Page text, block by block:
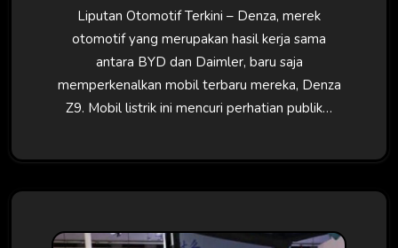
Liputan Otomotif Terkini – Denza, merek
otomotif yang merupakan hasil kerja sama
antara BYD dan Daimler, baru saja
memperkenalkan mobil terbaru mereka, Denza
Z9. Mobil listrik ini mencuri perhatian publik…